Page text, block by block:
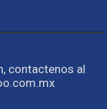
contactenos al